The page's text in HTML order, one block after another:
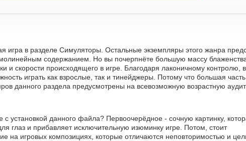
игра в разделе Симуляторы. Остальные экземпляры этого жанра
содержанием. Но вы почерпнёте большую массу
и скорости происходящего в игре. Благодаря лаконичному контролю, в
играть как взрослые, так и тинейджеры. Потому что большая часть
данного раздела предусмотрены на всевозможную возрастную
установкой данного файла? Первоочерёдное - сочную картинку,
глаз и прибавляет исключительную изюминку игре. Потом, стоит
на игровых композициях, которые отличаются неповторимостью и